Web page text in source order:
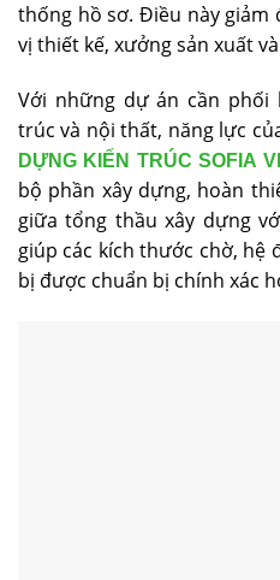
thống hồ sơ. Điều này giảm
vị thiết kế, xưởng sản xuất
Với những dự án cần phối
trúc và nội thất, năng lực
DỰNG KIẾN TRÚC SOFIA
bộ phần xây dựng, hoàn
giữa tổng thầu xây dựng
giúp các kích thước chờ, hệ
bị được chuẩn bị chính xác